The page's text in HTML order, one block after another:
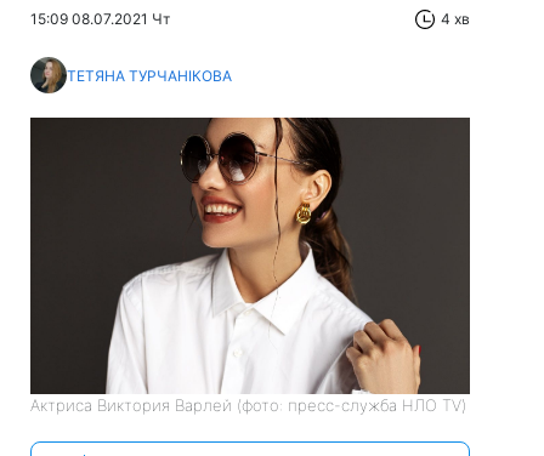
15:09 08.07.2021 Чт 4 хв
ТЕТЯНА ТУРЧАНІКОВА
Актриса Виктория Варлей (фото: пресс-служба НЛО TV)